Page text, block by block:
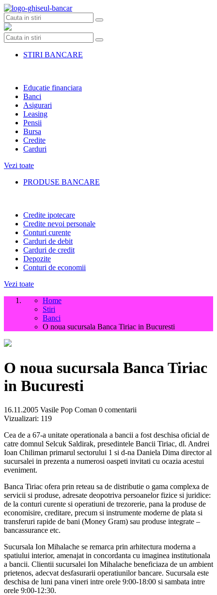
Skip
to
content
STIRI BANCARE
Educatie financiara
Banci
Asigurari
Leasing
Pensii
Bursa
Credite
Carduri
Vezi toate
PRODUSE BANCARE
Credite ipotecare
Credite nevoi personale
Conturi curente
Carduri de debit
Carduri de credit
Depozite
Conturi de economii
Vezi toate
Home
Stiri
Banci
O noua sucursala Banca Tiriac in Bucuresti
O noua sucursala Banca Tiriac
in Bucuresti
16.11.2005 Vasile Pop Coman 0 comentarii
Vizualizari: 119
Cea de a 67-a unitate operationala a bancii a fost deschisa oficial de
catre domnul Selcuk Saldirak, presedintele Bancii Tiriac, dl. Andrei
Ioan Chiliman primarul sectorului 1 si d-na Daniela Dima director al
sucursalei in prezenta a numerosi oaspeti invitati cu ocazia acestui
eveniment.
Banca Tiriac ofera prin reteau sa de distributie o gama complexa de
servicii si produse, adresate deopotriva persoanelor fizice si juridice:
de la conturi curente si operatiuni de trezorerie, pana la produse de
economisire, creditare, precum si instrumente moderne de plata si
transferuri rapide de bani (Money Gram) sau produse integrate –
bancassurance etc.
Sucursala Ion Mihalache se remarca prin arhitectura moderna a
spatiului interior, amenajat in concordanta cu imaginea institutionala
a bancii. Clientii sucursalei Ion Mihalache beneficiaza de un ambient
prietenos, adecvat desfasurarii operatiunilor bancare. Sucursala este
deschisa de luni pana vineri intre orele 9:00-18:00 si sambata intre
orele 9:00-12:30.